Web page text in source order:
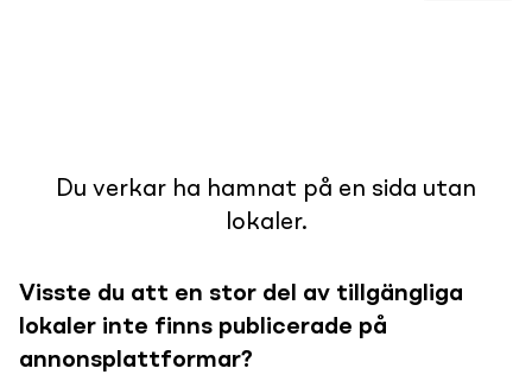
Du verkar ha hamnat på en sida utan
lokaler.
Visste du att en stor del av tillgängliga
lokaler inte finns publicerade på
annonsplattformar?